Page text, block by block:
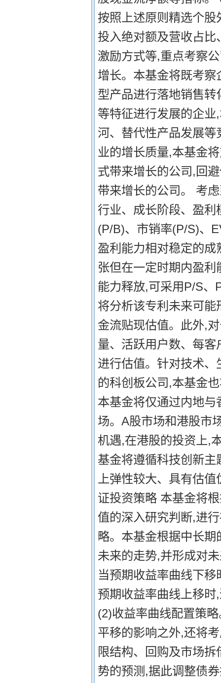
按照上述原则精选个
投入绝对额及营收占
激励方式等,重点考察
增长。本基金将既考
型产品进行落地销售
等特征进行发展的企
河、替代性产品发展
业的增长质量,本基金
式带来增长的公司,回
带来增长的公司。 考
行业、成长阶段、盈
(P/B)、市销率(P/S)、
盈利能力相对稳定的
张但在一定时期内盈
能力释放,可采用P/S、
将分析该专利未来可
金流贴现估值。此外,
量、活跃用户数、每
进行估值。针对技术
的科创板公司,本基金
本基金将仅通过内地
场。A股市场和港股市
机遇,在港股的投资上,
基金将遵循科技创新
上弹性较大、具有估
证投资策略 本基金将
值的深入研究判断,进
略。本基金根据中长
未来的走势,并形成对
当预期收益率曲线下
预期收益率曲线上移
(2)收益率曲线配置策
平移的影响之外,还将
限结构、回购及市场
势的预测,据此调整债